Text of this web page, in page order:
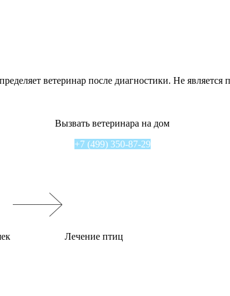
ветеринар после диагностики. Не является
Вызвать ветеринара на дом
+7 (499) 350-87-29
Лечение птиц